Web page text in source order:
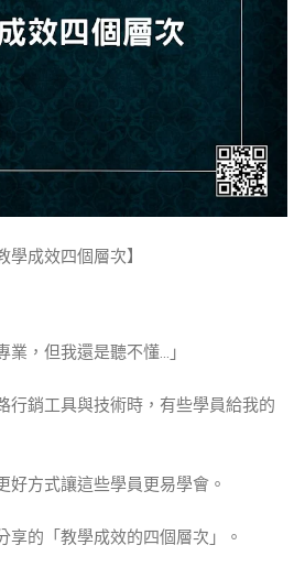
學成效四個層次】
業，但我還是聽不懂…」
行銷工具與技術時，有些學員給我的
好方式讓這些學員更易學會。
享的「教學成效的四個層次」。